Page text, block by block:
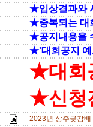
★입상결과와
★중복되는 대
★공지내용을
★'대회공지 예
★대회
★신청
2023년 상주곶감